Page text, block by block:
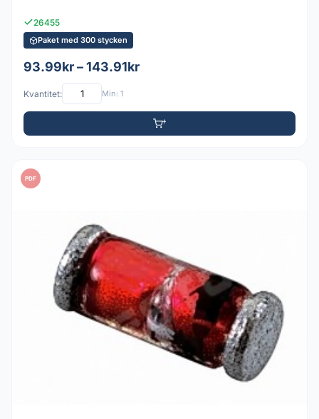
26455
Paket med 300 stycken
93.99kr – 143.91kr
Kvantitet: Min: 1
PDF